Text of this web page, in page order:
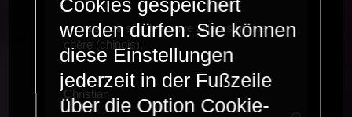
Je vais voir si je le trouve ailleurs moins
chère (chinois).
Christian
Cookies gespeichert
werden dürfen. Sie können
diese Einstellungen
jederzeit in der Fußzeile
über die Option Cookie-